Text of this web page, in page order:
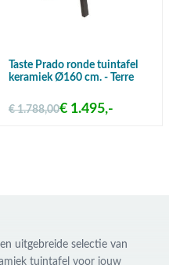
Taste Prado ronde tuintafel
keramiek Ø160 cm. - Terre
€ 1.788,00€ 1.495,-
uitgebreide selectie van
tuintafel voor jouw